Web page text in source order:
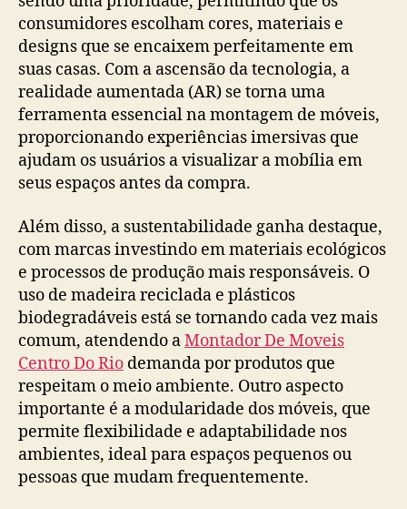
consumidores escolham cores, materiais e
designs que se encaixem perfeitamente em
suas casas. Com a ascensão da tecnologia, a
realidade aumentada (AR) se torna uma
ferramenta essencial na montagem de móveis,
proporcionando experiências imersivas que
ajudam os usuários a visualizar a mobília em
seus espaços antes da compra.
Além disso, a sustentabilidade ganha destaque,
com marcas investindo em materiais ecológicos
e processos de produção mais responsáveis. O
uso de madeira reciclada e plásticos
biodegradáveis está se tornando cada vez mais
comum, atendendo aMontador De Moveis
Centro Do Rio demanda por produtos que
respeitam o meio ambiente. Outro aspecto
importante é a modularidade dos móveis, que
permite flexibilidade e adaptabilidade nos
ambientes, ideal para espaços pequenos ou
pessoas que mudam frequentemente.